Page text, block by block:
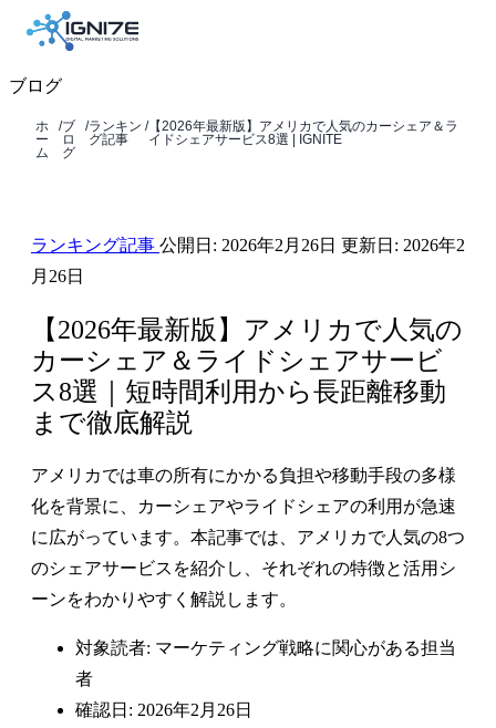
ブログ
ホ
ー
ム
/ブ
ロ
グ
/ランキン
グ記事
/【2026年最新版】アメリカで人気のカーシェア＆ラ
イドシェアサービス8選 | IGNITE
ランキング記事 公開日: 2026年2月26日 更新日: 2026年2
月26日
【2026年最新版】アメリカで人気の
カーシェア＆ライドシェアサービ
ス8選｜短時間利用から長距離移動
まで徹底解説
アメリカでは車の所有にかかる負担や移動手段の多様
化を背景に、カーシェアやライドシェアの利用が急速
に広がっています。本記事では、アメリカで人気の8つ
のシェアサービスを紹介し、それぞれの特徴と活用シ
ーンをわかりやすく解説します。
対象読者: マーケティング戦略に関心がある担当
者
確認日: 2026年2月26日